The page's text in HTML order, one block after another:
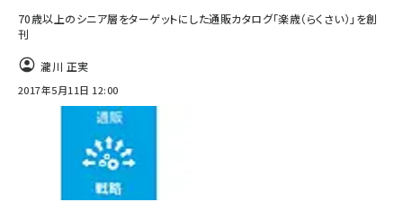
70歳以上のシニア層をターゲットにした通販カタログ「楽歳（らくさい）」を創
刊
瀧川 正実
2017年5月11日 12:00